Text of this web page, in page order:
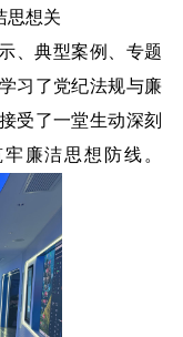
思想关
、典型案例、专题
习了党纪法规与廉
受了一堂生动深刻
廉洁思想防线。